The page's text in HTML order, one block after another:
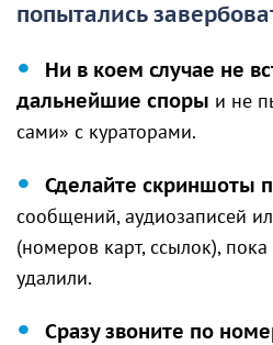
попытались
Ни в коем случае не
дальнейшие споры и не
сами» с кураторами.
Сделайте скриншоты
сообщений, аудиозаписей
(номеров карт, ссылок),
удалили.
Сразу звоните по